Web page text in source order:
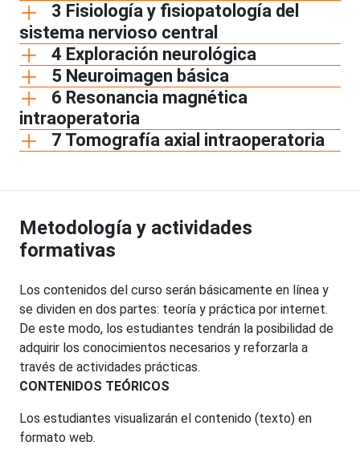
3 Fisiología y fisiopatología del
sistema nervioso central
4 Exploración neurológica
5 Neuroimagen básica
6 Resonancia magnética
intraoperatoria
7 Tomografía axial intraoperatoria
Metodología y actividades
formativas
Los contenidos del curso serán básicamente en línea y
se dividen en dos partes: teoría y práctica por internet.
De este modo, los estudiantes tendrán la posibilidad de
adquirir los conocimientos necesarios y reforzarla a
través de actividades prácticas.
CONTENIDOS TEÓRICOS
Los estudiantes visualizarán el contenido (texto) en
formato web.